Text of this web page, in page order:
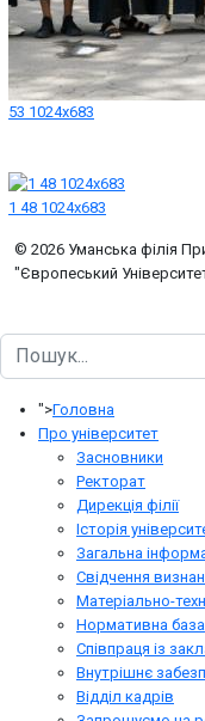
53 1024x683
1 48 1024x683
© 2026 Уманська філія
"Європеський
Пошук
">Головна
Про університет
Засновники
Ректорат
Дирекція філії
Історія
Загальна
Свідчення
Матеріально-
Нормативна база
Співпраця із
Внутрішнє
Відділ кадрів